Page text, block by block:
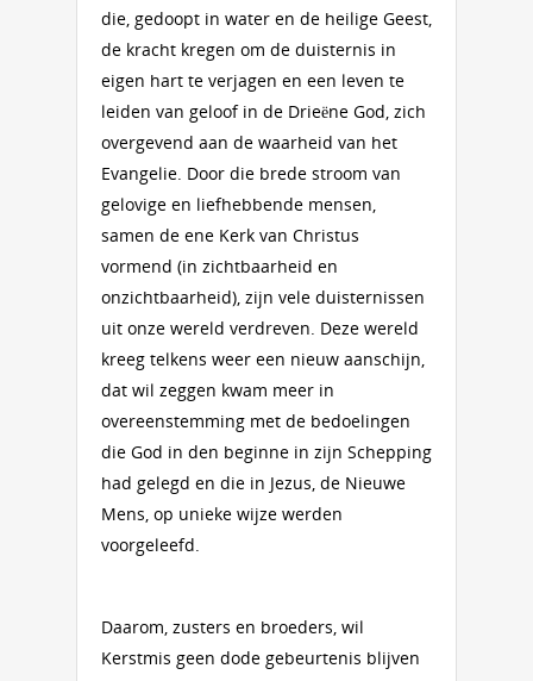
die, gedoopt in water en de heilige Geest,
de kracht kregen om de duisternis in
eigen hart te verjagen en een leven te
leiden van geloof in de Drieëne God, zich
overgevend aan de waarheid van het
Evangelie. Door die brede stroom van
gelovige en liefhebbende mensen,
samen de ene Kerk van Christus
vormend (in zichtbaarheid en
onzichtbaarheid), zijn vele duisternissen
uit onze wereld verdreven. Deze wereld
kreeg telkens weer een nieuw aanschijn,
dat wil zeggen kwam meer in
overeenstemming met de bedoelingen
die God in den beginne in zijn Schepping
had gelegd en die in Jezus, de Nieuwe
Mens, op unieke wijze werden
voorgeleefd.
Daarom, zusters en broeders, wil
Kerstmis geen dode gebeurtenis blijven